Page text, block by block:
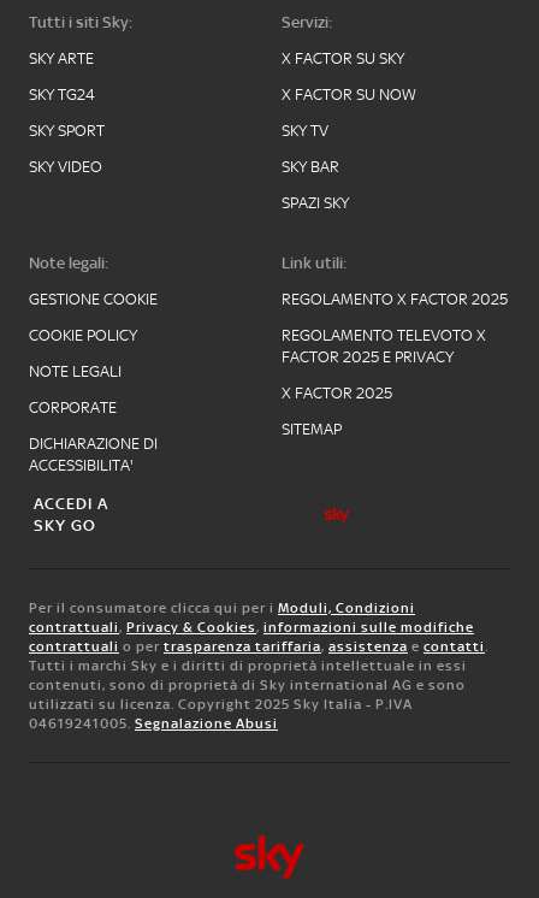
Tutti i siti Sky:
SKY ARTE
SKY TG24
SKY SPORT
SKY VIDEO
Servizi:
X FACTOR SU SKY
X FACTOR SU NOW
SKY TV
SKY BAR
SPAZI SKY
Note legali:
GESTIONE COOKIE
COOKIE POLICY
NOTE LEGALI
CORPORATE
DICHIARAZIONE DI
ACCESSIBILITA'
Link utili:
REGOLAMENTO X FACTOR 2025
REGOLAMENTO TELEVOTO X
FACTOR 2025 E PRIVACY
X FACTOR 2025
SITEMAP
ACCEDI A
SKY GO
Per il consumatore clicca qui per i Moduli, Condizioni
contrattuali, Privacy & Cookies, informazioni sulle modifiche
contrattuali o per trasparenza tariffaria, assistenza e contatti.
Tutti i marchi Sky e i diritti di proprietà intellettuale in essi
contenuti, sono di proprietà di Sky international AG e sono
utilizzati su licenza. Copyright 2025 Sky Italia - P.IVA
04619241005. Segnalazione Abusi